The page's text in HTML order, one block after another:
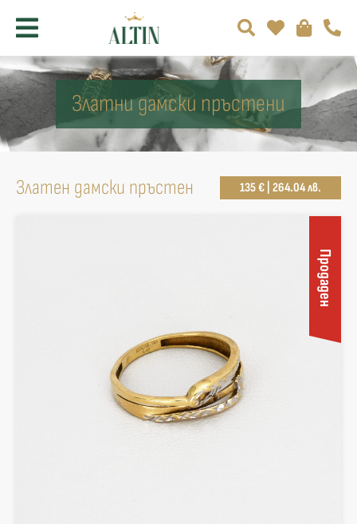
Златни дамски пръстени
Златен дамски пръстен 135 € | 264.04 лв.
Продаден